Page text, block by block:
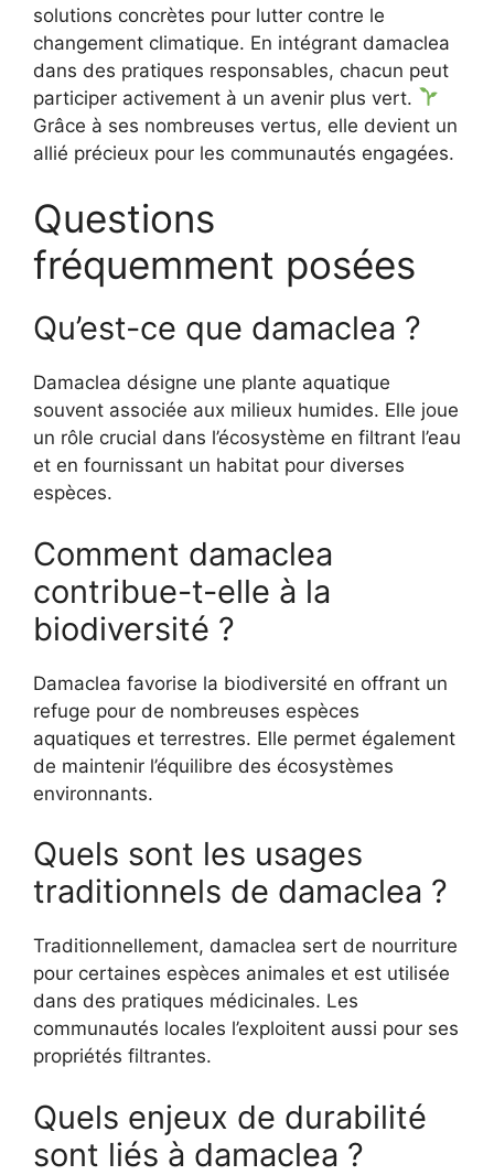
solutions concrètes pour lutter contre le
changement climatique. En intégrant damaclea
dans des pratiques responsables, chacun peut
participer activement à un avenir plus vert.
Grâce à ses nombreuses vertus, elle devient un
allié précieux pour les communautés engagées.
Questions
fréquemment posées
Qu’est-ce que damaclea ?
Damaclea désigne une plante aquatique
souvent associée aux milieux humides. Elle joue
un rôle crucial dans l’écosystème en filtrant l’eau
et en fournissant un habitat pour diverses
espèces.
Comment damaclea
contribue-t-elle à la
biodiversité ?
Damaclea favorise la biodiversité en offrant un
refuge pour de nombreuses espèces
aquatiques et terrestres. Elle permet également
de maintenir l’équilibre des écosystèmes
environnants.
Quels sont les usages
traditionnels de damaclea ?
Traditionnellement, damaclea sert de nourriture
pour certaines espèces animales et est utilisée
dans des pratiques médicinales. Les
communautés locales l’exploitent aussi pour ses
propriétés filtrantes.
Quels enjeux de durabilité
sont liés à damaclea ?